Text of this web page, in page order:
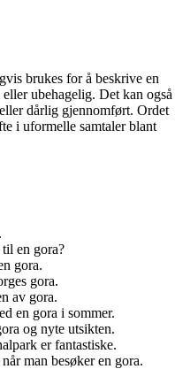
brukes for å beskrive en
ubehagelig. Det kan også
dårlig gjennomført. Ordet
i uformelle samtaler blant
en gora?
gora.
gora.
av gora.
en gora i sommer.
og nyte utsikten.
er fantastiske.
man besøker en gora.